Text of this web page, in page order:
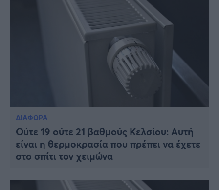
ΔΙΑΦΟΡΑ
Ούτε 19 ούτε 21 βαθμούς Κελσίου: Αυτή
είναι η θερμοκρασία που πρέπει να έχετε
στο σπίτι τον χειμώνα